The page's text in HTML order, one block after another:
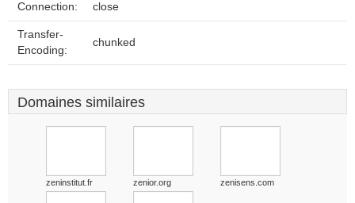
Connection: close
Transfer-
Encoding:
chunked
Domaines similaires
zeninstitut.fr zenior.org zenisens.com